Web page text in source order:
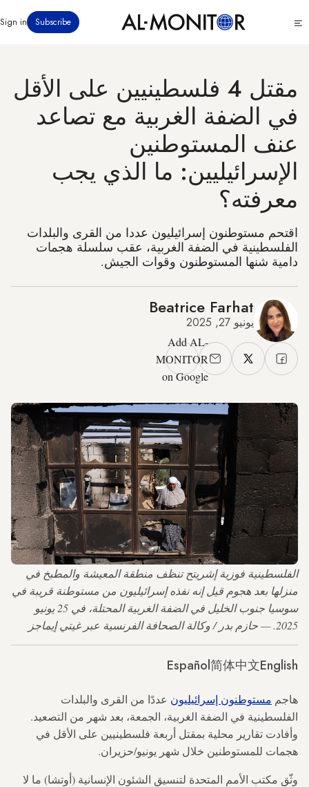
إلى
Subscribe
Sign in
مقتل 4 فلسطينيين على الأقل
في الضفة الغربية مع تصاعد
عنف المستوطنين
الإسرائيليين: ما الذي يجب
معرفته؟
اقتحم مستوطنون إسرائيليون عددا من القرى والبلدات
الفلسطينية في الضفة الغربية، عقب سلسلة هجمات
دامية شنها المستوطنون وقوات الجيش.
Beatrice Farhat
يونيو 27, 2025
Add AL-
MONITOR
on Google
الفلسطينية فوزية إشريتح تنظف منطقة المعيشة والمطبخ في
منزلها بعد هجوم قيل إنه نفذه إسرائيليون من مستوطنة قريبة في
سوسيا جنوب الخليل في الضفة الغربية المحتلة، في 25 يونيو
2025. — حازم بدر / وكالة الصحافة الفرنسية عبر غيتي إيماجز
English
简体中文
Español
هاجم مستوطنون إسرائيليون عددًا من القرى والبلدات
الفلسطينية في الضفة الغربية، الجمعة، بعد شهر من التصعيد.
وأفادت تقارير محلية بمقتل أربعة فلسطينيين على الأقل في
هجمات للمستوطنين خلال شهر يونيو/حزيران.
وثّق مكتب الأمم المتحدة لتنسيق الشئون الإنسانية (أوتشا) ما لا